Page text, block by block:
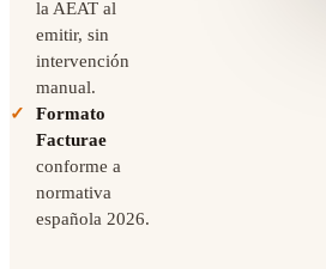
la AEAT al
emitir, sin
intervención
manual.
Formato
Facturae
conforme a
normativa
española 2026.